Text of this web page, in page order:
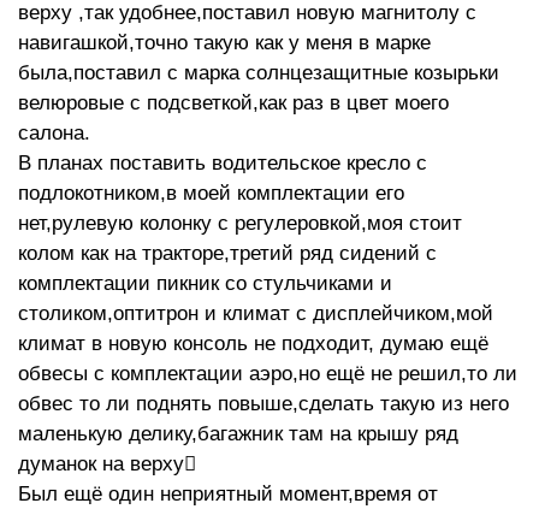
верху ,так удобнее,поставил новую магнитолу с
навигашкой,точно такую как у меня в марке
была,поставил с марка солнцезащитные козырьки
велюровые с подсветкой,как раз в цвет моего
салона.
В планах поставить водительское кресло с
подлокотником,в моей комплектации его
нет,рулевую колонку с регулеровкой,моя стоит
колом как на тракторе,третий ряд сидений с
комплектации пикник со стульчиками и
столиком,оптитрон и климат с дисплейчиком,мой
климат в новую консоль не подходит, думаю ещё
обвесы с комплектации аэро,но ещё не решил,то ли
обвес то ли поднять повыше,сделать такую из него
маленькую делику,багажник там на крышу ряд
думанок на верху
Был ещё один неприятный момент,время от